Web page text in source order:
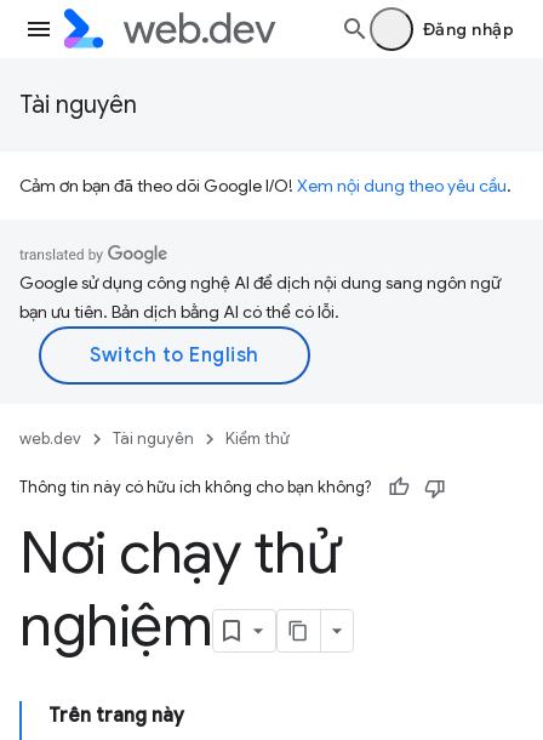
Đăng nhập
Tài nguyên
Cảm ơn bạn đã theo dõi Google I/O! Xem nội dung theo yêu cầu.
Google sử dụng công nghệ AI để dịch nội dung sang ngôn ngữ
bạn ưu tiên. Bản dịch bằng AI có thể có lỗi.
web.dev Tài nguyên Kiểm thử
Thông tin này có hữu ích không cho bạn không?
Nơi chạy thử
nghiệm
Trên trang này